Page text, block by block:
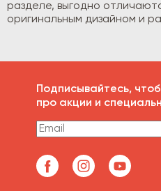
разделе, выгодно
оригинальным дизайном и
Подписывайтесь,
про акции и